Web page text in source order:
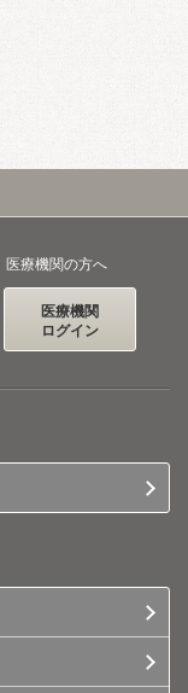
医療機関の方へ
医療機関
ログイン